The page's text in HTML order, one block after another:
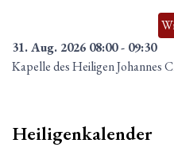
31. Aug. 2026 08:00- 09:30
Kapelle des Heiligen Johannes
Heiligenkalender